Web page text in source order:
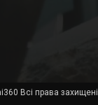
Всі права захищені